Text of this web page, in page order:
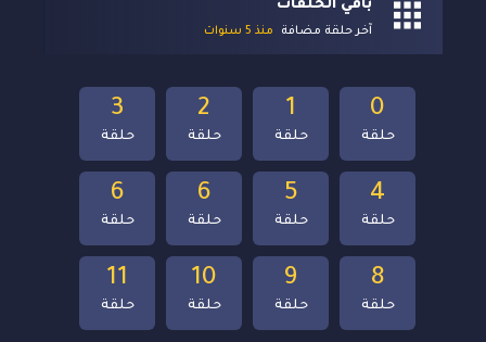
باقي الحلقات
آخر حلقة مضافة منذ 5 سنوات
11
حلقة
10
حلقة
9
حلقة
8
حلقة
6
حلقة
6
حلقة
5
حلقة
4
حلقة
3
حلقة
2
حلقة
1
حلقة
0
حلقة